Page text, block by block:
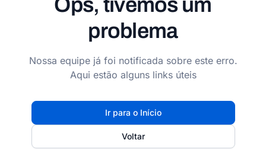
Ops, tivemos um
problema
Nossa equipe já foi notificada sobre este erro.
Aqui estão alguns links úteis
Ir para o Início
Voltar